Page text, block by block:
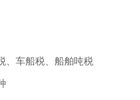
、车船税、船舶吨税